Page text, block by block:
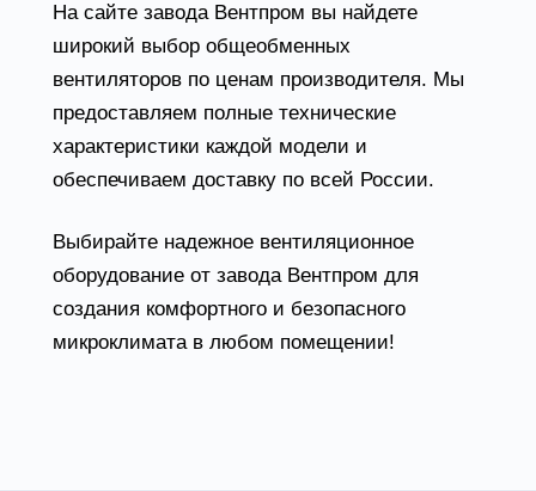
На сайте завода Вентпром вы найдете
широкий выбор общеобменных
вентиляторов по ценам производителя. Мы
предоставляем полные технические
характеристики каждой модели и
обеспечиваем доставку по всей России.
Выбирайте надежное вентиляционное
оборудование от завода Вентпром для
создания комфортного и безопасного
микроклимата в любом помещении!